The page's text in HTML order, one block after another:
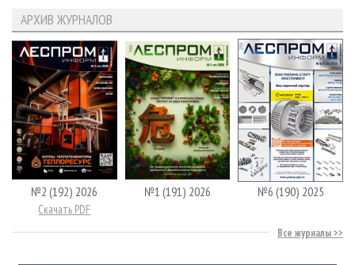
АРХИВ ЖУРНАЛОВ
№2 (192) 2026
Скачать PDF
№1 (191) 2026 №6 (190) 2025
Все журналы